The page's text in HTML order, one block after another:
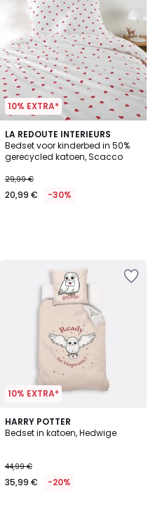
10% EXTRA*
LA REDOUTE INTERIEURS
Bedset voor kinderbed in 50%
gerecycled katoen, Scacco
29,99 €
20,99 € -30%
10% EXTRA*
HARRY POTTER
Bedset in katoen, Hedwige
44,99 €
35,99 € -20%
5
/